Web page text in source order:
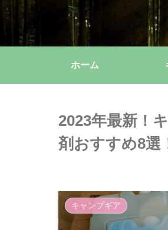
ホーム
2023年最新！
剤おすすめ8選
キャンプギア